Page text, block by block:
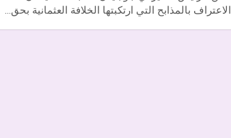
الاعتراف بالمذابح التي ارتكبتها الخلافة العثمانية بحق…